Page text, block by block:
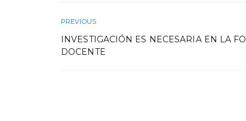
PREVIOUS
INVESTIGACIÓN ES NECESARIA EN LA
DOCENTE